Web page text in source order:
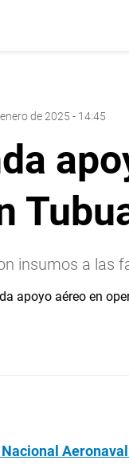
de 2025 - 14:45
insumos a las